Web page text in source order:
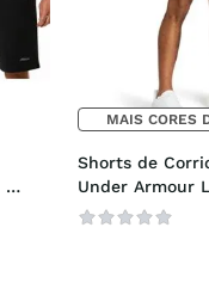
MAIS CORES
Shorts de
Under Armour